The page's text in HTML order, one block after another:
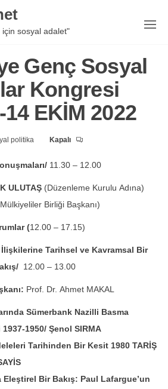
için sosyal adalet"
Genç Sosyal
Kongresi
EKİM 2022
politika Kapalı
11.30 – 12.00
ULUTAŞ (Düzenleme Kurulu Adına)
Birliği Başkanı)
(12.00 – 17.15)
Tarihsel ve Kavramsal Bir
12.00 – 13.00
Prof. Dr. Ahmet MAKAL
Sümerbank Nazilli Basma
1950/ Şenol SIRMA
Tarihinden Bir Kesit 1980 TARİŞ
Eleştirel Bir Bakış: Paul Lafargue’un